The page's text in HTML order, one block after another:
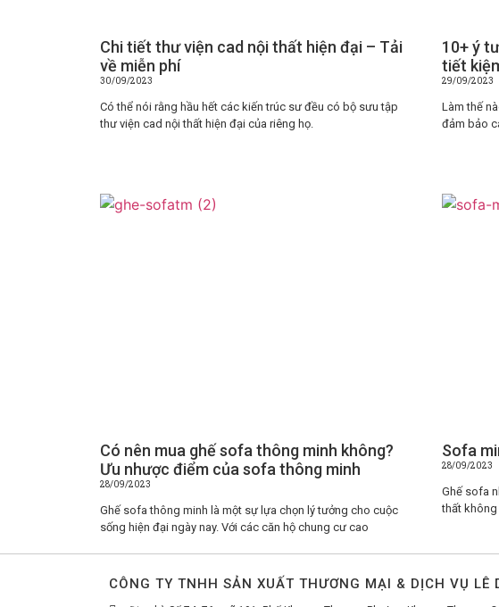
Chi tiết thư viện cad nội thất hiện đại – Tải
về miễn phí
30/09/2023
Có thể nói rằng hầu hết các kiến trúc sư đều có bộ sưu tập
thư viện cad nội thất hiện đại của riêng họ.
10+ ý
tiết
29/09/2023
Làm thế
đảm bảo
Có nên mua ghế sofa thông minh không?
Ưu nhược điểm của sofa thông minh
28/09/2023
Ghế sofa thông minh là một sự lựa chọn lý tưởng cho cuộc
sống hiện đại ngày nay. Với các căn hộ chung cư cao
Sofa
28/09/2023
Ghế sofa
thất không
CÔNG TY TNHH SẢN XUẤT THƯƠNG MẠI & DỊCH VỤ LÊ